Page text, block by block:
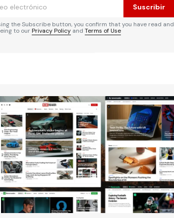
Suscribir
the Subscribe button, you confirm that you have read and
to ourPrivacy Policy and Terms of Use